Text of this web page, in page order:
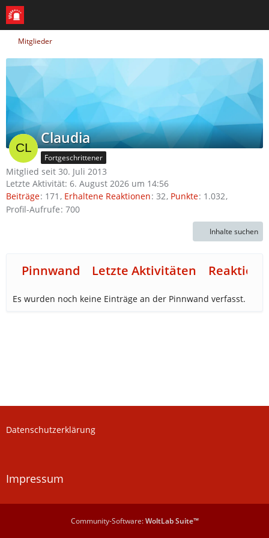
Mitglieder
Claudia
Fortgeschrittener
Mitglied seit 30. Juli 2013
Letzte Aktivität: 6. August 2026 um 14:56
Beiträge 171 Erhaltene Reaktionen 32 Punkte 1.032
Profil-Aufrufe 700
Inhalte suchen
Pinnwand Letzte Aktivitäten
Es wurden noch keine Einträge an der Pinnwand verfasst.
Datenschutzerklärung
Impressum
Community-Software:WoltLab Suite™